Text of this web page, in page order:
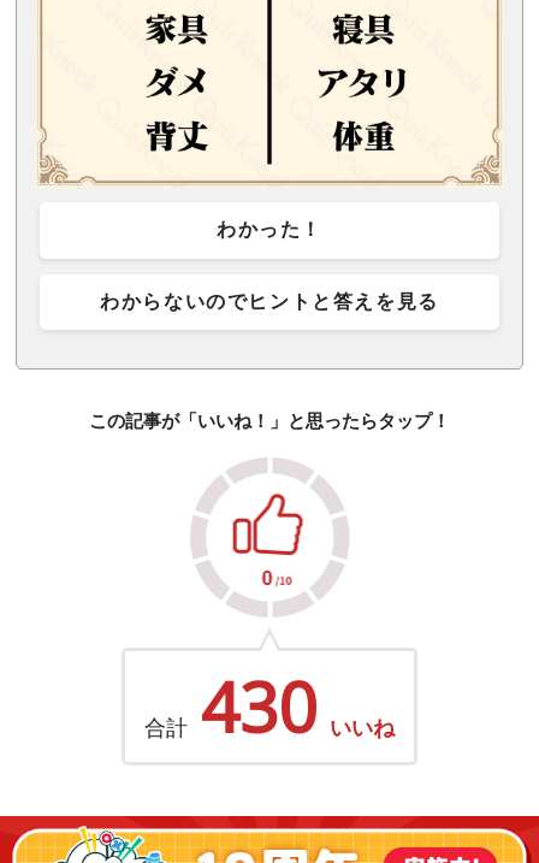
わかった！
わからないのでヒントと答えを見る
この記事が「いいね！」と思ったらタップ！
合計 430 いいね